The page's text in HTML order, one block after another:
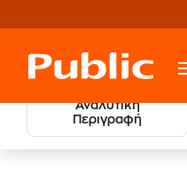
Αναλυτική
Περιγραφή
Χαρτικά & Γραφική Ύλη